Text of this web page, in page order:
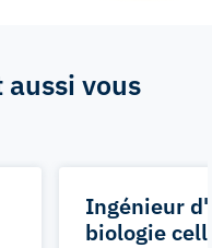
vous
Ingénieur
biologie